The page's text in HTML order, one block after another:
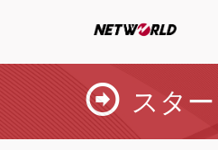
スタ